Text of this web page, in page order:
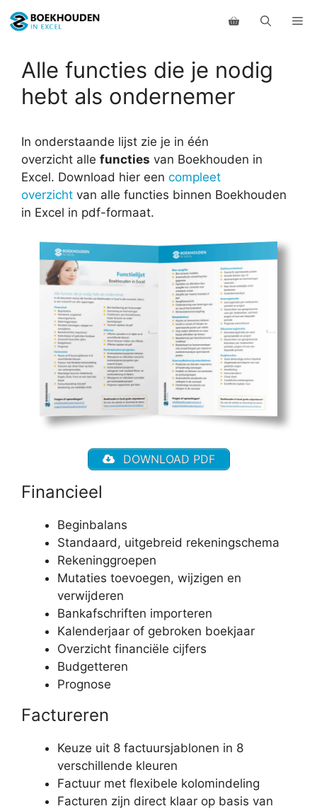
naar
inhoudAlle functies die je nodig
hebt als ondernemer
In onderstaande lijst zie je in één
overzicht alle functies van Boekhouden in
Excel. Download hier een compleet
overzicht van alle functies binnen Boekhouden
in Excel in pdf-formaat.
DOWNLOAD PDF
Financieel
Beginbalans
Standaard, uitgebreid rekeningschema
Rekeninggroepen
Mutaties toevoegen, wijzigen en
verwijderen
Bankafschriften importeren
Kalenderjaar of gebroken boekjaar
Overzicht financiële cijfers
Budgetteren
Prognose
Factureren
Keuze uit 8 factuursjablonen in 8
verschillende kleuren
Factuur met flexibele kolomindeling
Facturen zijn direct klaar op basis van